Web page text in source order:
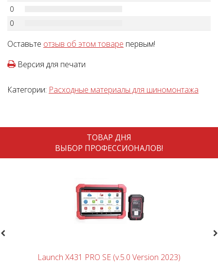
0
0
Оставьте отзыв об этом товаре первым!
Версия для печати
Категории: Расходные материалы для шиномонтажа
ТОВАР ДНЯ
ВЫБОР ПРОФЕССИОНАЛОВ!
Launch X431 PRO SE (v.5.0 Version 2023)